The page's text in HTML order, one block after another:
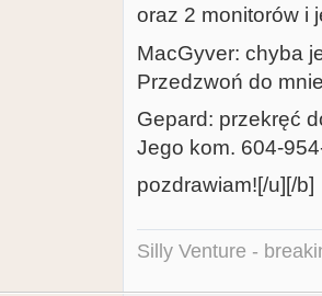
oraz 2 monitorów i
MacGyver: chyba
Przedzwoń do
Gepard: przekręć
Jego kom. 604-
pozdrawiam![/u][/b]
Silly Venture -